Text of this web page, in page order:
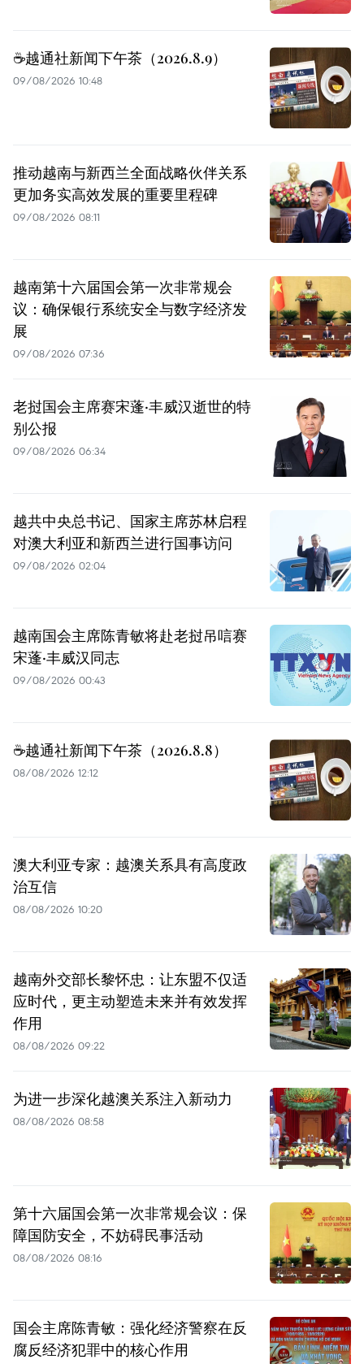
☕️越通社新闻下午茶（2026.8.9）
09/08/2026 10:48
推动越南与新西兰全面战略伙伴关系
更加务实高效发展的重要里程碑
09/08/2026 08:11
越南第十六届国会第一次非常规会
议：确保银行系统安全与数字经济发
展
09/08/2026 07:36
老挝国会主席赛宋蓬·丰威汉逝世的特
别公报
09/08/2026 06:34
越共中央总书记、国家主席苏林启程
对澳大利亚和新西兰进行国事访问
09/08/2026 02:04
越南国会主席陈青敏将赴老挝吊唁赛
宋蓬·丰威汉同志
09/08/2026 00:43
☕️越通社新闻下午茶（2026.8.8）
08/08/2026 12:12
澳大利亚专家：越澳关系具有高度政
治互信
08/08/2026 10:20
越南外交部长黎怀忠：让东盟不仅适
应时代，更主动塑造未来并有效发挥
作用
08/08/2026 09:22
为进一步深化越澳关系注入新动力
08/08/2026 08:58
第十六届国会第一次非常规会议：保
障国防安全，不妨碍民事活动
08/08/2026 08:16
国会主席陈青敏：强化经济警察在反
腐反经济犯罪中的核心作用